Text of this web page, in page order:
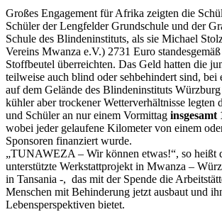
Großes Engagement für Afrika zeigten die
Schüler der Lengfelder Grundschule und der
Schule des Blindeninstituts, als sie Michael
Vereins Mwanza e.V.) 2731 Euro
Stoffbeutel überreichten. Das Geld hatten die
teilweise auch blind oder sehbehindert sind,
auf dem Gelände des Blindeninstituts
kühler aber trockener Wetterverhältnisse legten
und Schüler an nur einem Vormittag insgesamt
wobei jeder gelaufene Kilometer von einem
Sponsoren finanziert wurde.
„TUNAWEZA – Wir können etwas!“, so heißt
unterstützte Werkstattprojekt in Mwanza –
in Tansania -, das mit der Spende die
Menschen mit Behinderung jetzt ausbaut und
Lebensperspektiven bietet.